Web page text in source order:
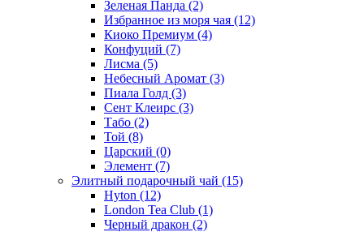
Зеленая Панда (2)
Избранное из моря чая (12)
Киоко Премиум (4)
Конфуций (7)
Лисма (5)
Небесный Аромат (3)
Пиала Голд (3)
Сент Клеирс (3)
Табо (2)
Той (8)
Царский (0)
Элемент (7)
Элитный подарочный чай (15)
Hyton (12)
London Tea Club (1)
Черный дракон (2)